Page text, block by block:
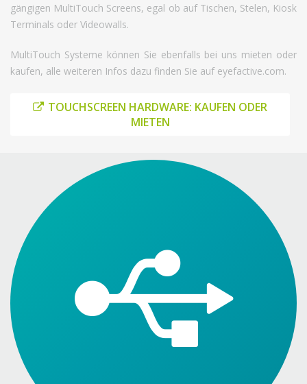
gängigen MultiTouch Screens, egal ob auf Tischen, Stelen, Kiosk
Terminals oder Videowalls.
MultiTouch Systeme können Sie ebenfalls bei uns mieten oder
kaufen, alle weiteren Infos dazu finden Sie auf eyefactive.com.
TOUCHSCREEN HARDWARE: KAUFEN ODER
MIETEN